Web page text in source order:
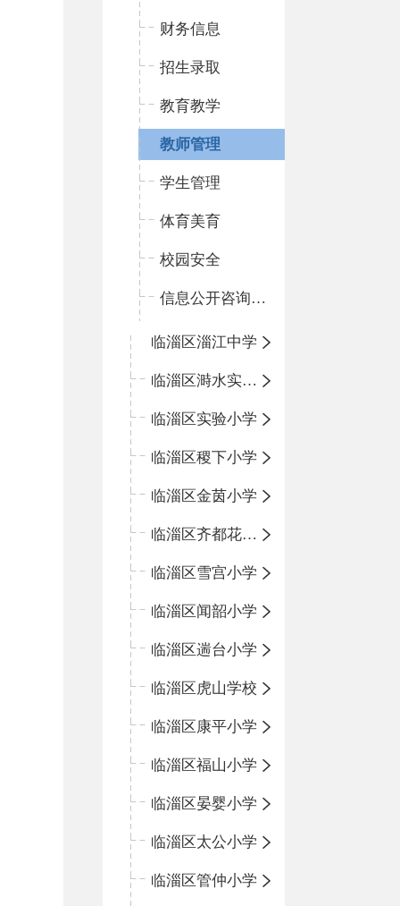
财务信息
招生录取
教育教学
教师管理
学生管理
体育美育
校园安全
信息公开咨询指南
临淄区淄江中学
临淄区溡水实验学校
临淄区实验小学
临淄区稷下小学
临淄区金茵小学
临淄区齐都花园小学
临淄区雪宫小学
临淄区闻韶小学
临淄区遄台小学
临淄区虎山学校
临淄区康平小学
临淄区福山小学
临淄区晏婴小学
临淄区太公小学
临淄区管仲小学